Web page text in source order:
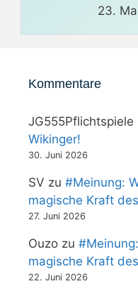
23.
Kommentare
JG555Pflichtspiele
Wikinger!
30. Juni 2026
SV zu #Meinung:
magische Kraft
27. Juni 2026
Ouzo zu
magische Kraft
22. Juni 2026